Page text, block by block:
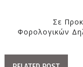
Σε
Φορολογικών